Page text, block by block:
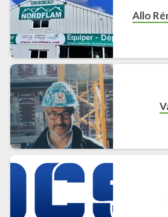
Allo